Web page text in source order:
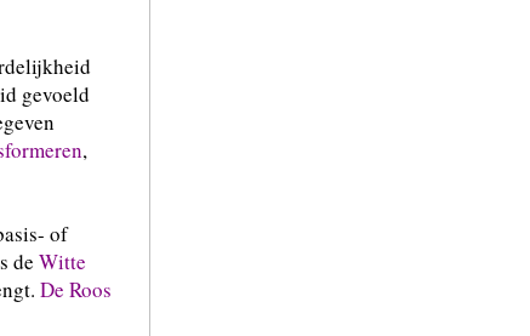
gevoeld
,
of
de Witte
De Roos